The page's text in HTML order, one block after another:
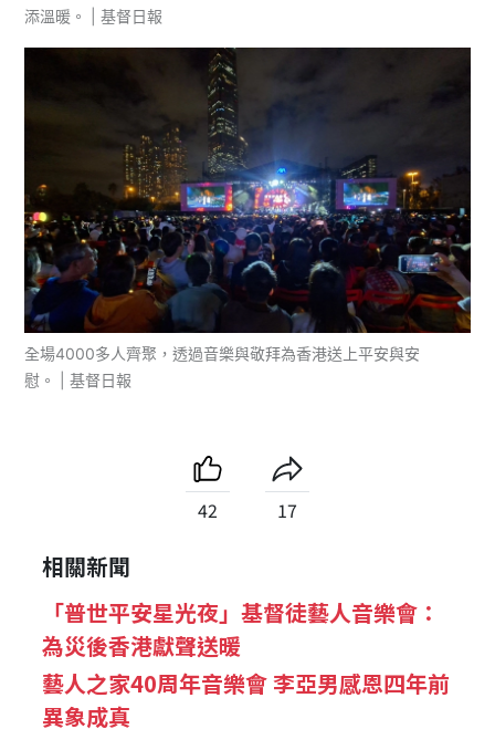
添溫暖。 | 基督日報
全場4000多人齊聚，透過音樂與敬拜為香港送上平安與安
慰。 | 基督日報
42 17
相關新聞
「普世平安星光夜」基督徒藝人音樂會：
為災後香港獻聲送暖
藝人之家40周年音樂會 李亞男感恩四年前
異象成真